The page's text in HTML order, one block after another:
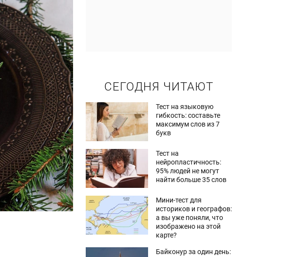
СЕГОДНЯ ЧИТАЮТ
Тест на языковую
гибкость: составьте
максимум слов из 7
букв
Тест на
нейропластичность:
95% людей не могут
найти больше 35 слов
Мини-тест для
историков и географов:
а вы уже поняли, что
изображено на этой
карте?
Байконур за один день: